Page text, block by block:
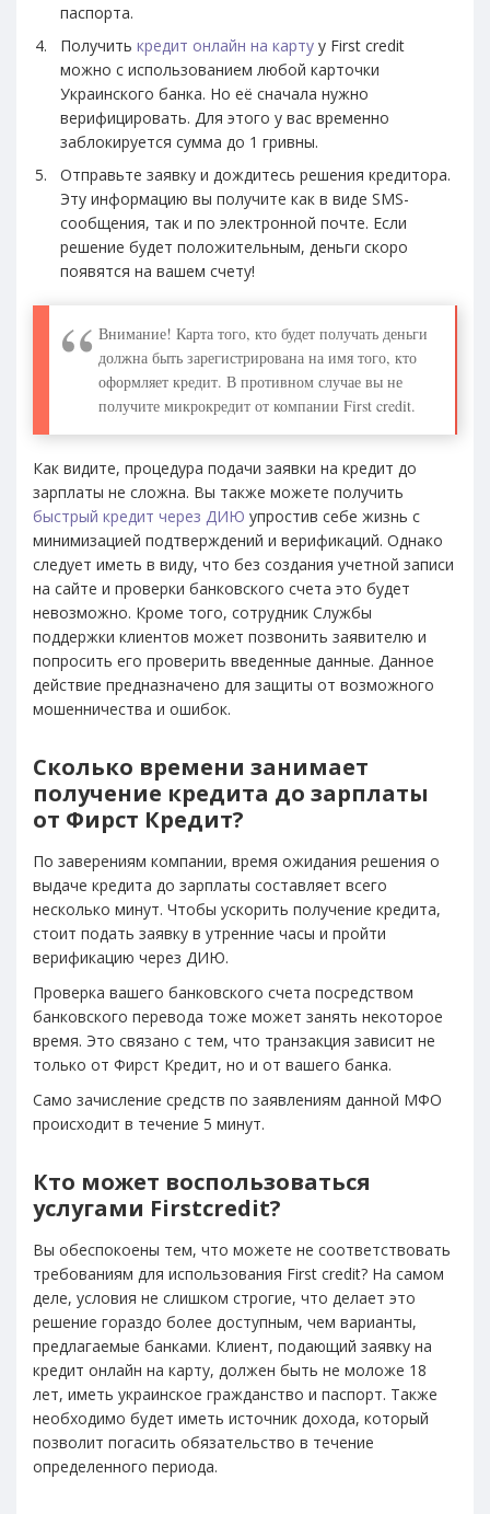
паспорта.
Получить кредит онлайн на карту у First credit
можно с использованием любой карточки
Украинского банка. Но её сначала нужно
верифицировать. Для этого у вас временно
заблокируется сумма до 1 гривны.
Отправьте заявку и дождитесь решения кредитора.
Эту информацию вы получите как в виде SMS-
сообщения, так и по электронной почте. Если
решение будет положительным, деньги скоро
появятся на вашем счету!
Внимание! Карта того, кто будет получать деньги
должна быть зарегистрирована на имя того, кто
оформляет кредит. В противном случае вы не
получите микрокредит от компании First credit.
Как видите, процедура подачи заявки на кредит до
зарплаты не сложна. Вы также можете получить
быстрый кредит через ДИЮ упростив себе жизнь с
минимизацией подтверждений и верификаций. Однако
следует иметь в виду, что без создания учетной записи
на сайте и проверки банковского счета это будет
невозможно. Кроме того, сотрудник Службы
поддержки клиентов может позвонить заявителю и
попросить его проверить введенные данные. Данное
действие предназначено для защиты от возможного
мошенничества и ошибок.
Сколько времени занимает
получение кредита до зарплаты
от Фирст Кредит?
По заверениям компании, время ожидания решения о
выдаче кредита до зарплаты составляет всего
несколько минут. Чтобы ускорить получение кредита,
стоит подать заявку в утренние часы и пройти
верификацию через ДИЮ.
Проверка вашего банковского счета посредством
банковского перевода тоже может занять некоторое
время. Это связано с тем, что транзакция зависит не
только от Фирст Кредит, но и от вашего банка.
Само зачисление средств по заявлениям данной МФО
происходит в течение 5 минут.
Кто может воспользоваться
услугами Firstcredit?
Вы обеспокоены тем, что можете не соответствовать
требованиям для использования First credit? На самом
деле, условия не слишком строгие, что делает это
решение гораздо более доступным, чем варианты,
предлагаемые банками. Клиент, подающий заявку на
кредит онлайн на карту, должен быть не моложе 18
лет, иметь украинское гражданство и паспорт. Также
необходимо будет иметь источник дохода, который
позволит погасить обязательство в течение
определенного периода.